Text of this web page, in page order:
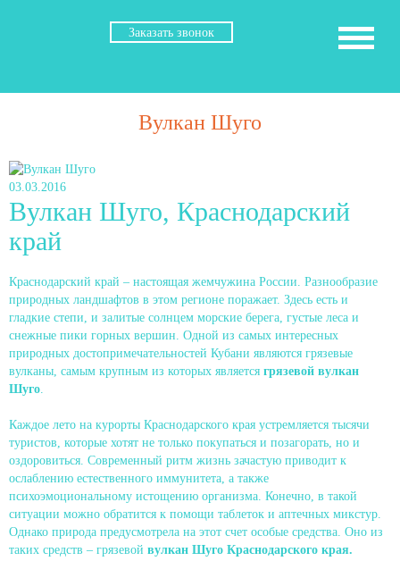
Заказать звонок
Вулкан Шуго
03.03.2016
Вулкан Шуго, Краснодарский
край
Краснодарский край – настоящая жемчужина России. Разнообразие
природных ландшафтов в этом регионе поражает. Здесь есть и
гладкие степи, и залитые солнцем морские берега, густые леса и
снежные пики горных вершин. Одной из самых интересных
природных достопримечательностей Кубани являются грязевые
вулканы, самым крупным из которых является грязевой вулкан
Шуго.
Каждое лето на курорты Краснодарского края устремляется тысячи
туристов, которые хотят не только покупаться и позагорать, но и
оздоровиться. Современный ритм жизнь зачастую приводит к
ослаблению естественного иммунитета, а также
психоэмоциональному истощению организма. Конечно, в такой
ситуации можно обратится к помощи таблеток и аптечных микстур.
Однако природа предусмотрела на этот счет особые средства. Оно из
таких средств – грязевой вулкан Шуго Краснодарского края.